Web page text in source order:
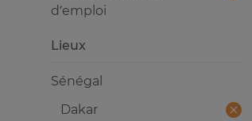
d’emploi
Lieux
Sénégal
Dakar